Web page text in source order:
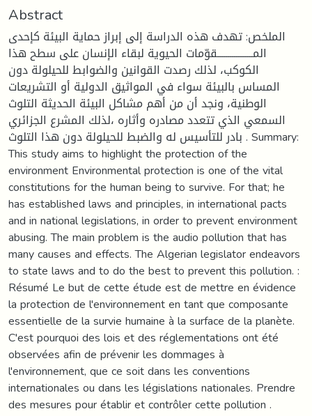
Abstract
الملخص: تهدف هذه الدراسة إلى إبراز حماية البيئة كإحدى
المـــــــــــــــــقوّمات الحيوية لبقاء الإنسان على سطح هذا
الكوكب، لذلك رصدت القوانين والضوابط للحيلولة دون
المساس بالبيئة سواء في المواثيق الدولية أو التشريعات
الوطنية، ونجد أن من أهم مشاكل البيئة الحديثة التلوث
السمعي الذي تتعدد مصادره وأثاره ،لذلك المشرع الجزائري
بادر للتأسيس له والضبط للحيلولة دون هذا التلوث . Summary:
This study aims to highlight the protection of the
environment Environmental protection is one of the vital
constitutions for the human being to survive. For that; he
has established laws and principles, in international pacts
and in national legislations, in order to prevent environment
abusing. The main problem is the audio pollution that has
many causes and effects. The Algerian legislator endeavors
to state laws and to do the best to prevent this pollution. :
Résumé Le but de cette étude est de mettre en évidence
la protection de l'environnement en tant que composante
essentielle de la survie humaine à la surface de la planète.
C'est pourquoi des lois et des réglementations ont été
observées afin de prévenir les dommages à
l'environnement, que ce soit dans les conventions
internationales ou dans les législations nationales. Prendre
des mesures pour établir et contrôler cette pollution .